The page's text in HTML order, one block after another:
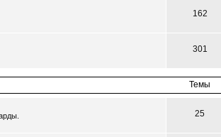
162
301
Темы
25